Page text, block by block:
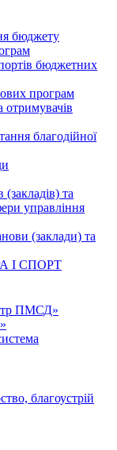
бюджету
бюджетних
програм
отримувачів
благодійної
та
управління
(заклади) та
І СПОРТ
ПМСД»
благоустрій